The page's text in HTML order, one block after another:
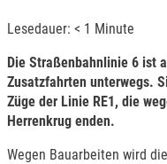
Lesedauer: < 1 Minute
Die Straßenbahnlinie 6 ist
Zusatzfahrten unterwegs.
Züge der Linie RE1, die
Herrenkrug enden.
Wegen Bauarbeiten wird